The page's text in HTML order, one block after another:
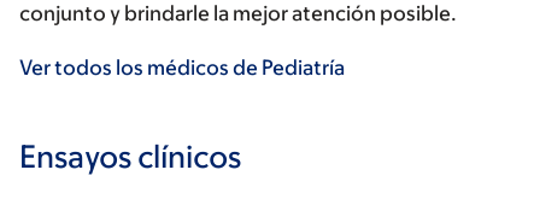
conjunto y brindarle la mejor atención posible.
Ver todos los médicos de Pediatría
Ensayos clínicos